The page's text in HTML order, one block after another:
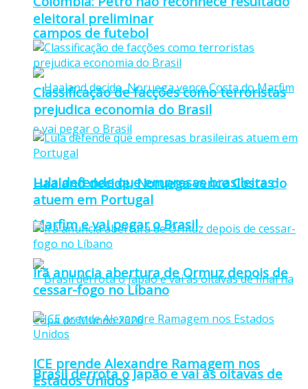
campos de futebol
Haaland decide, Noruega vence Costa do
Marfim e vai pegar o Brasil
Brasil derrota o Japão e vai às oitavas de
eleitoral preliminar
Classificação de facções como terroristas
prejudica economia do Brasil
Lula defende que empresas brasileiras
atuem em Portugal
Irã anuncia abertura de Ormuz depois de
cessar-fogo no Líbano
ICE prende Alexandre Ramagem nos
Estados Unidos